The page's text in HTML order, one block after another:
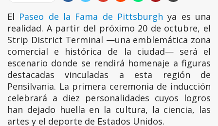
El Paseo de la Fama de Pittsburgh ya es una realidad. A
ChatGPT dijo:
El Paseo de la Fama de Pittsburgh ya es una
realidad. A partir del próximo 20 de octubre, el
Strip District Terminal —una emblemática zona
comercial e histórica de la ciudad— será el
escenario donde se rendirá homenaje a figuras
destacadas vinculadas a esta región de
Pensilvania. La primera ceremonia de inducción
celebrará a diez personalidades cuyos logros
han dejado huella en la cultura, la ciencia, las
artes y el deporte de Estados Unidos.